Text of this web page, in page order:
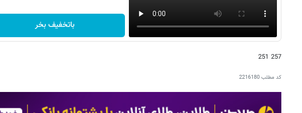
باتخفیف بخر
257 251
کد مطلب2216180